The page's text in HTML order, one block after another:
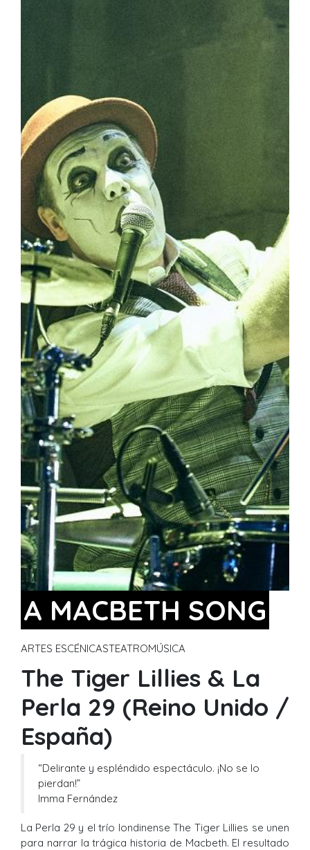
A MACBETH SONG
ARTES ESCÉNICASTEATROMÚSICA
The Tiger Lillies & La
Perla 29 (Reino Unido /
España)
“Delirante y espléndido espectáculo. ¡No se lo
pierdan!”
Imma Fernández
La Perla 29 y el trío londinense The Tiger Lillies se unen
para narrar la trágica historia de Macbeth. El resultado